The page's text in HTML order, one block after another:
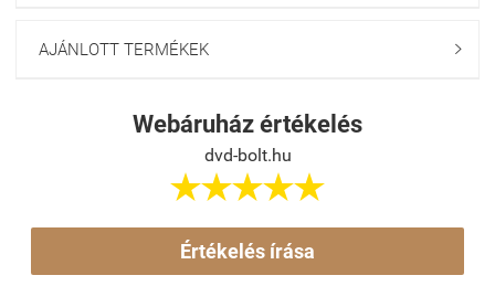
AJÁNLOTT TERMÉKEK 
Webáruház értékelés
dvd-bolt.hu

Értékelés írása